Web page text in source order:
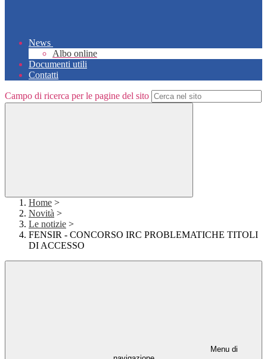
News
Albo online
Documenti utili
Contatti
Campo di ricerca per le pagine del sito
Home >
Novità >
Le notizie >
FENSIR - CONCORSO IRC PROBLEMATICHE TITOLI
DI ACCESSO
Menu di